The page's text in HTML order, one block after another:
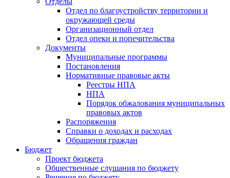
Отдел по благоустройству территории и
окружающей среды
Организационный отдел
Отдел опеки и попечительства
Документы
Муниципальные программы
Постановления
Нормативные правовые акты
Реестры НПА
НПА
Порядок обжалования муниципальных
правовых актов
Распоряжения
Справки о доходах и расходах
Обращения граждан
Бюджет
Проект бюджета
Общественные слушания по бюджету